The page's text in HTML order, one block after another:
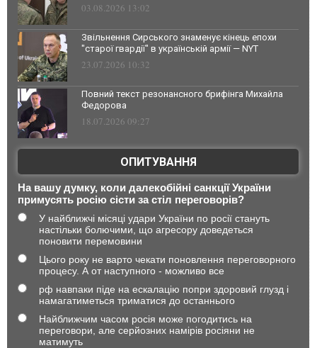
03.08.2026 13:02
Звільнення Сирського знаменує кінець епохи
"старої гвардії" в українській армії — NYT
23.07.2026 10:32
Повний текст резонансного брифінга Михайла
Федорова
18.07.2026 09:27
ОПИТУВАННЯ
На вашу думку, коли далекобійні санкції України
примусять росію сісти за стіл переговорів?
У найближчі місяці удари України по росії стануть
настільки болючими, що агресору доведеться
поновити перемовини
Цього року не варто чекати поновлення переговорного
процесу. А от наступного - можливо все
рф навпаки піде на ескалацію попри здоровий глузд і
намагатиметься триматися до останнього
Найближчим часом росія може погодитись на
переговори, але серйозних намірів росіяни не
матимуть